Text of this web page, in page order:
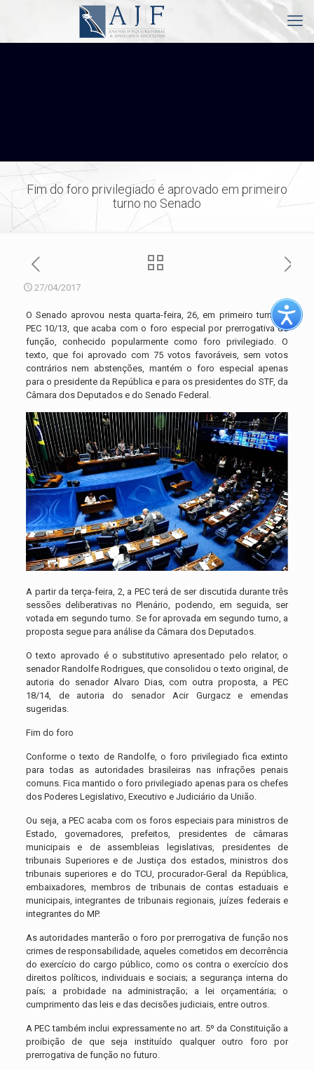
Fim do foro privilegiado é aprovado em primeiro
turno no Senado
27/04/2017
O Senado aprovou nesta quarta-feira, 26, em primeiro turno, a
PEC 10/13, que acaba com o foro especial por prerrogativa de
função, conhecido popularmente como foro privilegiado. O
texto, que foi aprovado com 75 votos favoráveis, sem votos
contrários nem abstenções, mantém o foro especial apenas
para o presidente da República e para os presidentes do STF, da
Câmara dos Deputados e do Senado Federal.
A partir da terça-feira, 2, a PEC terá de ser discutida durante três
sessões deliberativas no Plenário, podendo, em seguida, ser
votada em segundo turno. Se for aprovada em segundo turno, a
proposta segue para análise da Câmara dos Deputados.
O texto aprovado é o substitutivo apresentado pelo relator, o
senador Randolfe Rodrigues, que consolidou o texto original, de
autoria do senador Alvaro Dias, com outra proposta, a PEC
18/14, de autoria do senador Acir Gurgacz e emendas
sugeridas.
Fim do foro
Conforme o texto de Randolfe, o foro privilegiado fica extinto
para todas as autoridades brasileiras nas infrações penais
comuns. Fica mantido o foro privilegiado apenas para os chefes
dos Poderes Legislativo, Executivo e Judiciário da União.
Ou seja, a PEC acaba com os foros especiais para ministros de
Estado, governadores, prefeitos, presidentes de câmaras
municipais e de assembleias legislativas, presidentes de
tribunais Superiores e de Justiça dos estados, ministros dos
tribunais superiores e do TCU, procurador-Geral da República,
embaixadores, membros de tribunais de contas estaduais e
municipais, integrantes de tribunais regionais, juízes federais e
integrantes do MP.
As autoridades manterão o foro por prerrogativa de função nos
crimes de responsabilidade, aqueles cometidos em decorrência
do exercício do cargo público, como os contra o exercício dos
direitos políticos, individuais e sociais; a segurança interna do
país; a probidade na administração; a lei orçamentária; o
cumprimento das leis e das decisões judiciais, entre outros.
A PEC também inclui expressamente no art. 5º da Constituição a
proibição de que seja instituído qualquer outro foro por
prerrogativa de função no futuro.